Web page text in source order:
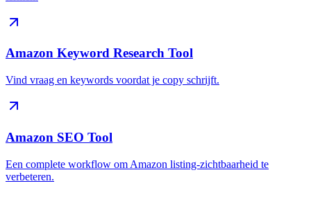
Amazon Keyword Research Tool
Vind vraag en keywords voordat je copy schrijft.
Amazon SEO Tool
Een complete workflow om Amazon listing-zichtbaarheid te
verbeteren.